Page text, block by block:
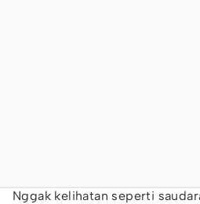
Nggak kelihatan seperti